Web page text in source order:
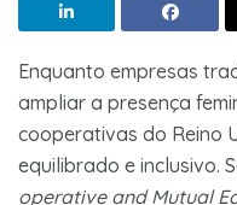
Enquanto empresas
ampliar a presença
cooperativas do Reino
equilibrado e inclusivo.
operative and Mutual